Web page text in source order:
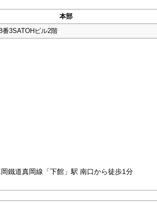
本部
3SATOHビル2階
鐵道真岡線「下館」駅 南口から徒歩1分